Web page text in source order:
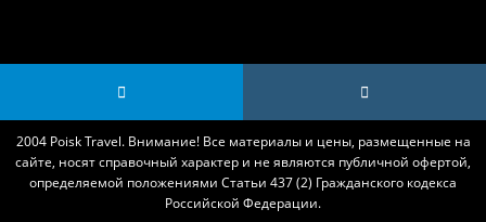
2004 Poisk Travel. Внимание! Все материалы и цены, размещенные на
сайте, носят справочный характер и не являются публичной офертой,
определяемой положениями Статьи 437 (2) Гражданского кодекса
Российской Федерации.